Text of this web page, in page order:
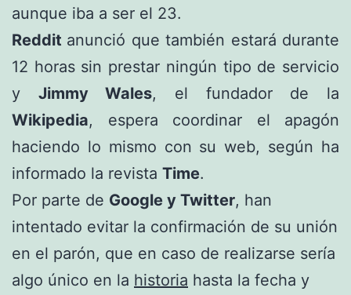
aunque iba a ser el 23.
Reddit anunció que también estará durante
12 horas sin prestar ningún tipo de servicio
y Jimmy Wales, el fundador de la
Wikipedia, espera coordinar el apagón
haciendo lo mismo con su web, según ha
informado la revista Time.
Por parte de Google y Twitter, han
intentado evitar la confirmación de su unión
en el parón, que en caso de realizarse sería
algo único en la historia hasta la fecha y